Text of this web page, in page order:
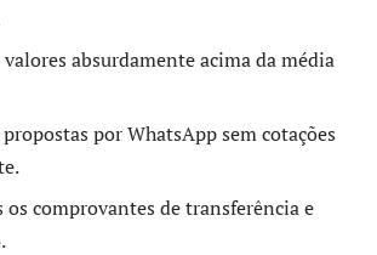
absurdamente acima da média
por WhatsApp sem cotações
os comprovantes de transferência e